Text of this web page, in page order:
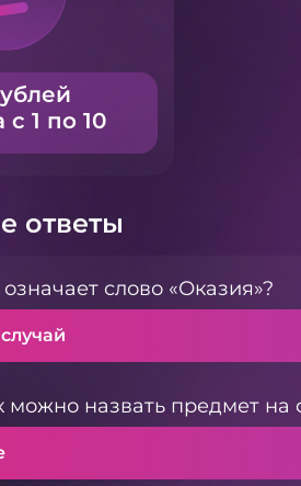
с 1 по 10
ответы
слово «Оказия»?
можно назвать предмет на